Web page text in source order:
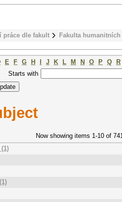
práce dle fakult Fakulta
E F G H J K L M N O P Q
R
Starts with
Now showing items 1-10 of